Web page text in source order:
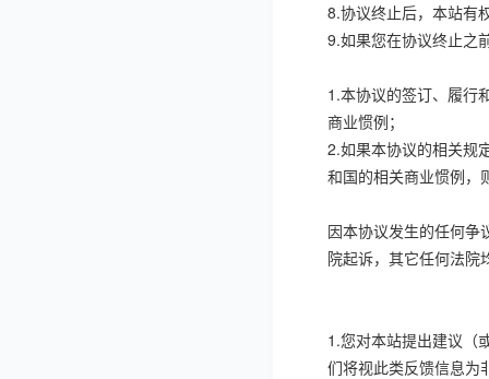
8.协议终止后，本站有
9.如果您在协议终止之
1.本协议的签订、履行
商业惯例；
2.如果本协议的相关规
和国的相关商业惯例，
因本协议发生的任何争
院起诉，其它任何法院
1.您对本站提出建议（
们将视此类反馈信息为